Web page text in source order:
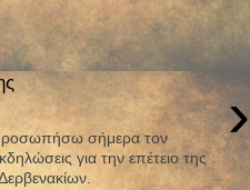
›
σήμερα τον
για την επέτειο της